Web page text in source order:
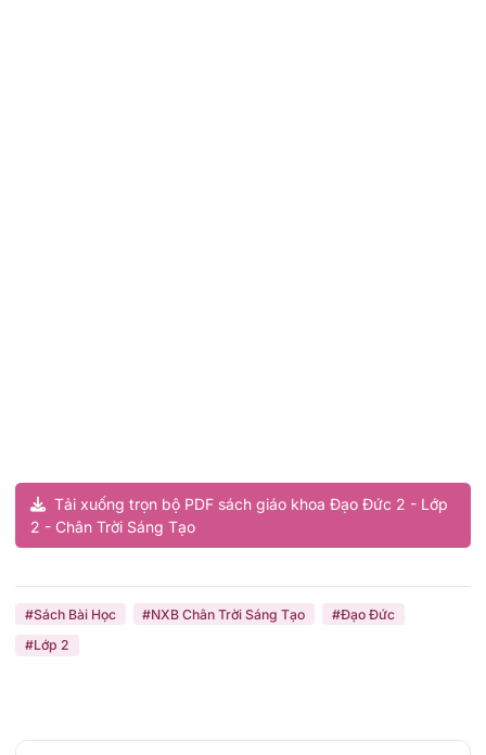
Tải xuống trọn bộ PDF sách giáo khoa Đạo Đức 2 - Lớp
2 - Chân Trời Sáng Tạo
#Sách Bài Học #NXB Chân Trời Sáng Tạo
#Đạo Đức
#Lớp 2